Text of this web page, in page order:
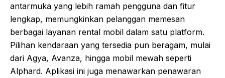
antarmuka yang lebih ramah pengguna dan fitur
lengkap, memungkinkan pelanggan memesan
berbagai layanan rental mobil dalam satu platform.
Pilihan kendaraan yang tersedia pun beragam, mulai
dari Agya, Avanza, hingga mobil mewah seperti
Alphard. Aplikasi ini juga menawarkan penawaran